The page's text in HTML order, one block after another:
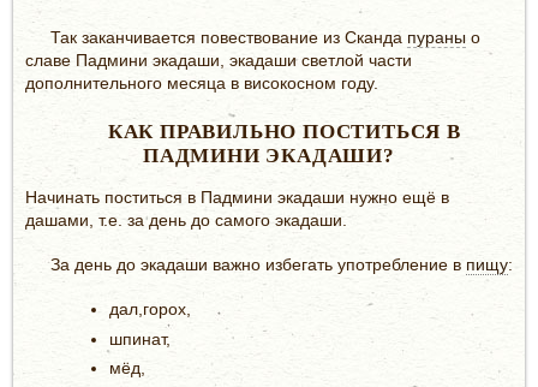
Так заканчивается повествование из Сканда пураны о
славе Падмини экадаши, экадаши светлой части
дополнительного месяца в високосном году.
КАК ПРАВИЛЬНО ПОСТИТЬСЯ В
ПАДМИНИ ЭКАДАШИ?
Начинать поститься в Падмини экадаши нужно ещё в
дашами, т.е. за день до самого экадаши.
За день до экадаши важно избегать употребление в пищу:
дал,горох,
шпинат,
мёд,